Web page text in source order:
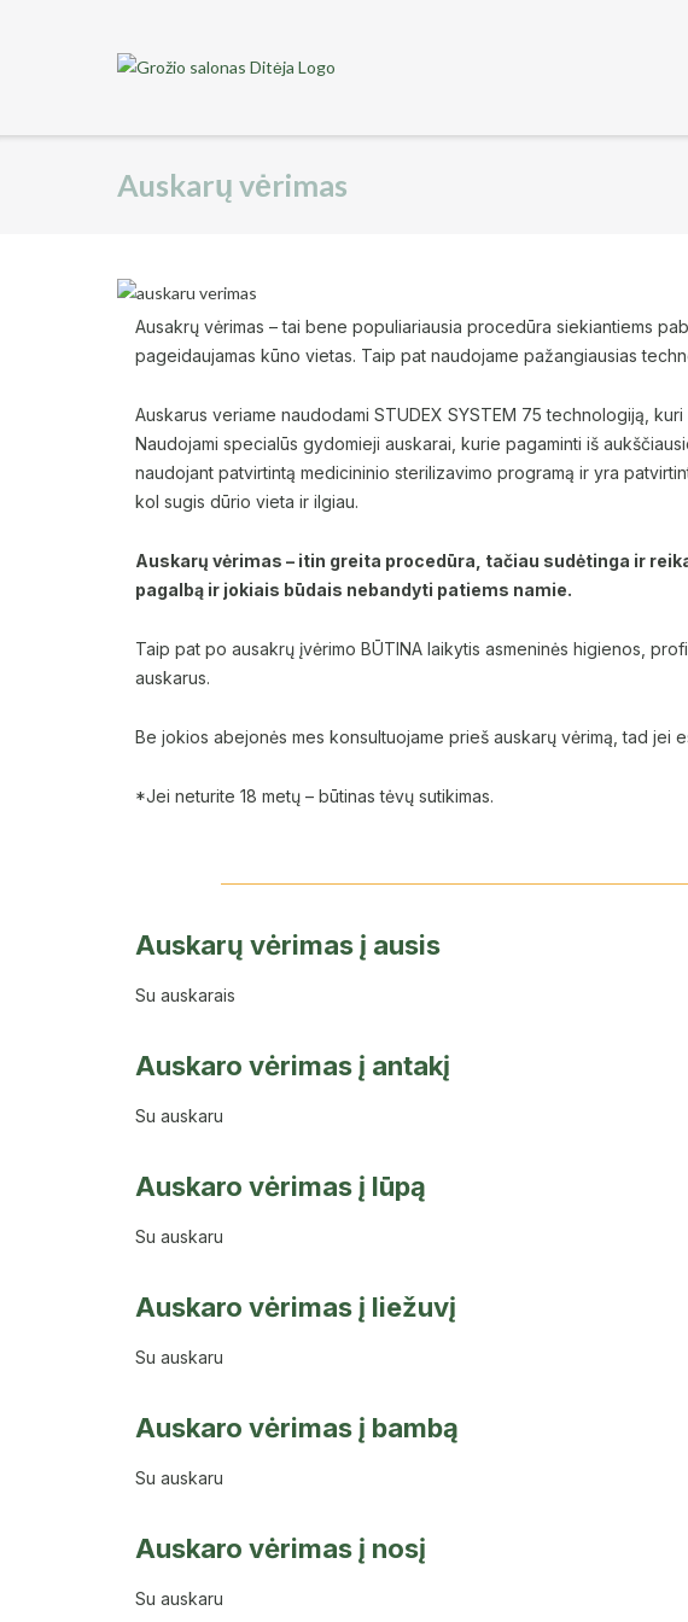
Auskarų vėrimas
Ausakrų vėrimas – tai bene populiariausia procedūra siekiantiems
pageidaujamas kūno vietas. Taip pat naudojame pažangiausias
Auskarus veriame naudodami STUDEX SYSTEM 75 technologiją,
Naudojami specialūs gydomieji auskarai, kurie pagaminti iš
naudojant patvirtintą medicininio sterilizavimo programą ir yra
kol sugis dūrio vieta ir ilgiau.
Auskarų vėrimas – itin greita procedūra, tačiau sudėtinga ir
pagalbą ir jokiais būdais nebandyti patiems namie.
Taip pat po ausakrų įvėrimo BŪTINA laikytis asmeninės higienos,
auskarus.
Be jokios abejonės mes konsultuojame prieš auskarų vėrimą, tad
*Jei neturite 18 metų – būtinas tėvų sutikimas.
Auskarų vėrimas į ausis
Su auskarais
Auskaro vėrimas į antakį
Su auskaru
Auskaro vėrimas į lūpą
Su auskaru
Auskaro vėrimas į liežuvį
Su auskaru
Auskaro vėrimas į bambą
Su auskaru
Auskaro vėrimas į nosį
Su auskaru